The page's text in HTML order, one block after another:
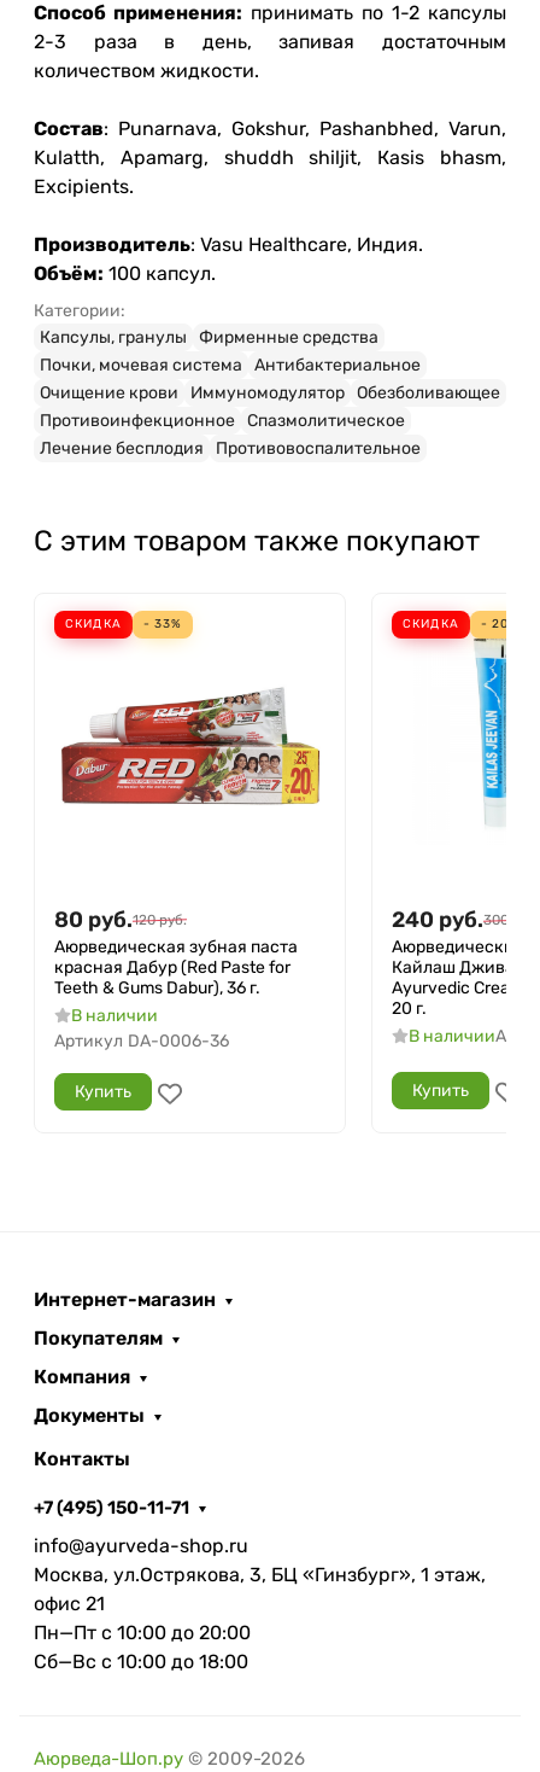
Способ применения: принимать по 1-2 капсулы
2-3 раза в день, запивая достаточным
количеством жидкости.
Состав: Punarnava, Gokshur, Pashanbhed, Varun,
Kulatth, Apamarg, shuddh shiljit, Кasis bhasm,
Excipients.
Производитель: Vasu Healthcare, Индия.
Объём: 100 капсул.
Категории:
Капсулы, гранулы
Фирменные средства
Почки, мочевая система
Антибактериальное
Очищение крови
Иммуномодулятор Обезболивающее
Противоинфекционное Спазмолитическое
Лечение бесплодия
Противовоспалительное
С этим товаром также покупают
СКИДКА - 33%
80 руб.120 руб.
Аюрведическая зубная паста
красная Дабур (Red Paste for
Teeth & Gums Dabur), 36 г.
В наличии
Артикул DA-0006-36
Купить
СКИДКА - 20%
240 руб.300
Аюрведический
Кайлаш Дживан
Ayurvedic Cream
20 г.
В наличии
Купить
Интернет-магазин
Покупателям
Компания
Документы
Контакты
+7 (495) 150-11-71
info@ayurveda-shop.ru
Москва, ул.Острякова, 3, БЦ «Гинзбург», 1 этаж,
офис 21
Пн—Пт с 10:00 до 20:00
Сб—Вс с 10:00 до 18:00
Аюрведа-Шоп.ру © 2009-2026